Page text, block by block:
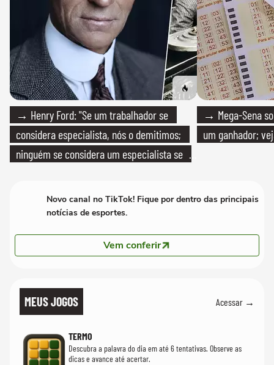
→ Henry Ford: "Se um trabalhador se
considera especialista, nós o demitimos;
ninguém se considera um especialista se
→ Mega-Sena
um ganhador;
Novo canal no TikTok! Fique por dentro das principais
notícias de esportes.
Vem conferir
MEUS JOGOS Acessar →
TERMO
Descubra a palavra do dia em até 6 tentativas. Observe as
dicas e avance até acertar.